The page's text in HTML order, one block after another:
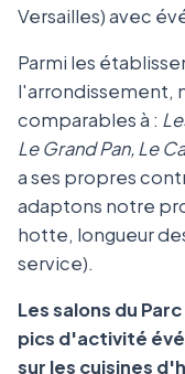
Versailles) avec
Parmi les
l'arrondissement,
comparables à :
Le Grand Pan, Le
a ses propres
adaptons notre
hotte, longueur
service).
Les salons du
pics d'activité
sur les cuisines